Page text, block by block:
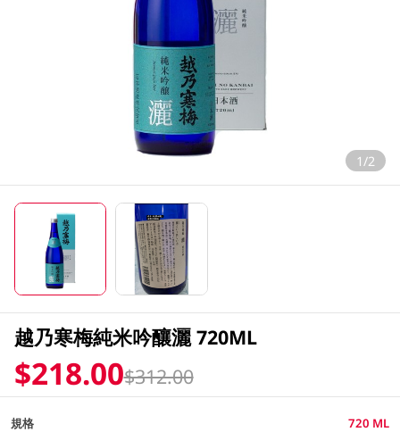
1/2
越乃寒梅純米吟釀灑 720ML
$218.00$312.00
規格 720 ML